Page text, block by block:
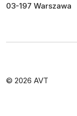
03-197 Warszawa
© 2026 AVT